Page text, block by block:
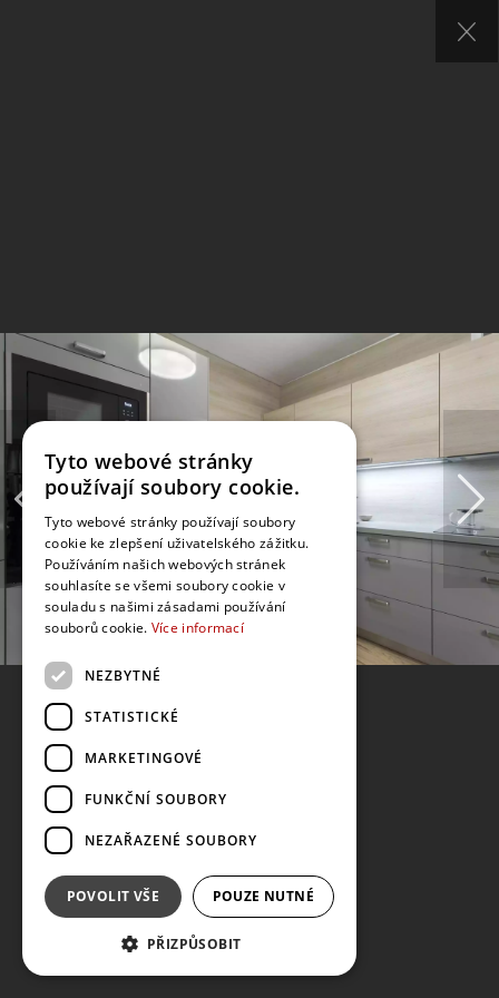
Tyto webové stránky
používají soubory cookie.
Tyto webové stránky používají soubory
cookie ke zlepšení uživatelského zážitku.
Používáním našich webových stránek
souhlasíte se všemi soubory cookie v
souladu s našimi zásadami používání
souborů cookie. Více informací
NEZBYTNÉ
STATISTICKÉ
MARKETINGOVÉ
FUNKČNÍ SOUBORY
NEZAŘAZENÉ SOUBORY
POVOLIT VŠE POUZE NUTNÉ
PŘIZPŮSOBIT